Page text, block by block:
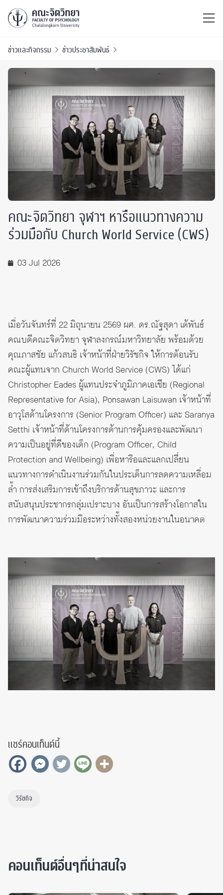
ข่าวและกิจกรรม ข่าวประชาสัมพันธ์
คณะจิตวิทยา จุฬาฯ หารือแนวทางความ
ร่วมมือกับ Church World Service (CWS)
03 Jul 2026
เมื่อวันจันทร์ที่ 22 มิถุนายน 2569 ผศ. ดร.ณัฐสุดา เต้พันธ์
คณบดีคณะจิตวิทยา จุฬาลงกรณ์มหาวิทยาลัย พร้อมด้วย
คุณภาสชัย แก้วสนธิ เจ้าหน้าที่ฝ่ายวิรัชกิจ ให้การต้อนรับ
คณะผู้แทนจาก Church World Service (CWS) ได้แก่
Christopher Eades ผู้แทนประจำภูมิภาคเอเชีย (Regional
Representative for Asia), Ponsawan Laisuwan เจ้าหน้าที่
อาวุโสด้านโครงการ (Senior Program Officer) และ Saranya
Setthi เจ้าหน้าที่ด้านโครงการด้านการคุ้มครองและพัฒนา
ความเป็นอยู่ที่ดีของเด็ก (Program Officer, Child
Protection and Wellbeing) เพื่อหารือและแลกเปลี่ยน
แนวทางการดำเนินงานร่วมกันในประเด็นการลดความเหลื่อม
ล้ำ การส่งเสริมการเข้าถึงบริการด้านสุขภาวะ และการ
สนับสนุนประชากรกลุ่มเปราะบาง อันเป็นการสร้างโอกาสใน
การพัฒนาความร่วมมือระหว่างทั้งสองหน่วยงานในอนาคต
แชร์คอนเท็นต์นี้
วิรัชกิจ
คอนเท็นต์อื่นๆที่น่าสนใจ